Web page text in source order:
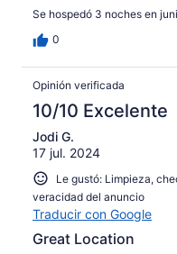
Se hospedó 3 noches en
0
Opinión verificada
10/10 Excelente
Jodi G.
17 jul. 2024
Le gustó: Limpieza,
veracidad del anuncio
Traducir con Google
Great Location